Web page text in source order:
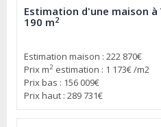
Estimation d'une maison à
190 m2
Estimation maison : 222 870€
Prix m2 estimation : 1 173€ /m2
Prix bas : 156 009€
Prix haut : 289 731€